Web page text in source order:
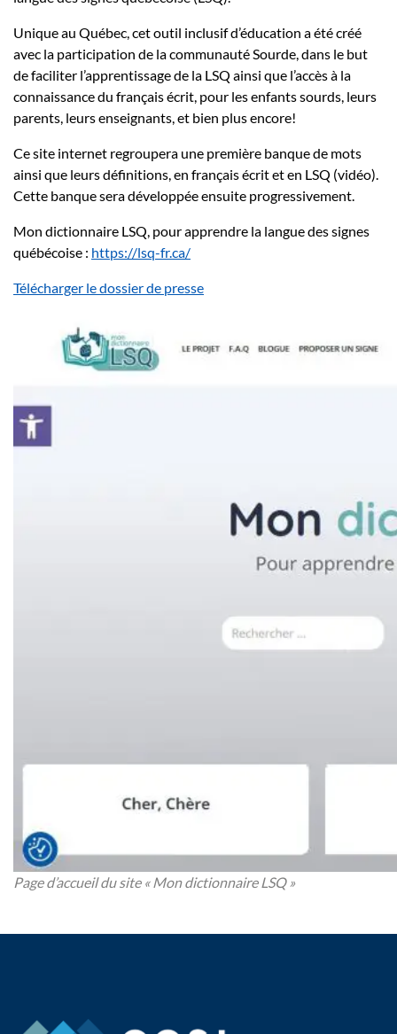
Unique au Québec, cet outil inclusif d’éducation a été créé
avec la participation de la communauté Sourde, dans le but
de faciliter l’apprentissage de la LSQ ainsi que l’accès à la
connaissance du français écrit, pour les enfants sourds, leurs
parents, leurs enseignants, et bien plus encore!
Ce site internet regroupera une première banque de mots
ainsi que leurs définitions, en français écrit et en LSQ (vidéo).
Cette banque sera développée ensuite progressivement.
Mon dictionnaire LSQ, pour apprendre la langue des signes
québécoise : https://lsq-fr.ca/
Télécharger le dossier de presse
Page d’accueil du site « Mon dictionnaire LSQ »